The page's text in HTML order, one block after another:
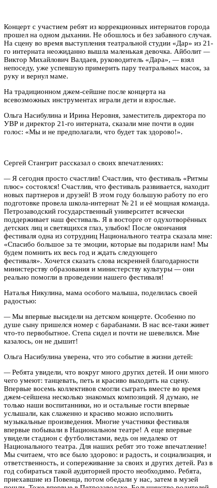
Концерт с участием ребят из коррекционных интернатов города
прошел на одном дыхании. Не обошлось и без забавного случая.
На сцену во время выступления театральной студии «Дар» из 21-
го интерната неожиданно вышла маленькая девочка. Айболит —
Виктор Михайлович Валдаев, руководитель «Дара», —взял
непоседу, уже успевшую примерить пару театральных масок, за
руку и вернул маме.
На традиционном джем-сейшне после концерта на
всевозможных инструментах играли дети и взрослые.
Ольга Насибулина и Ирина Неровня, заместитель директора по
УВР и директор 21-го интерната, сказали мне почти в один
голос: «Мы и не предполагали, что будет так здорово!».
Сергей Стангрит рассказал о своих впечатлениях:
—Я сегодня просто счастлив! Счастлив, что фестиваль «Ритмы
плюс» состоялся! Счастлив, что фестиваль развивается, находит
новых партнеров и друзей! В этом году большую работу по его
подготовке провела школа-интернат № 21 и её мощная команда.
Петрозаводский государственный университет всячески
поддерживает наш фестиваль. Я в восторге от одухотворённых
детских лиц и светящихся глаз, улыбок! После окончания
фестиваля одна из сотрудниц Национального театра сказала мне:
«Спасибо большое за те эмоции, которые вы подарили нам! Мы
будем помнить их весь год и ждать следующего
фестиваля». Хочется сказать слова искренней благодарности
министерству образования и министерству культуры —они
реально помогли в проведении нашего фестиваля!
Наталья Никулина, мама особого малыша, поделилась своей
радостью:
—Мы впервые высидели на детском концерте. Особенно по
душе сыну пришелся номер с барабанами. В нас все-таки живет
что-то первобытное. Степа сидел и почти не шевелился. Мне
казалось, он не дышит!
Ольга Насибулина уверена, что это событие в жизни детей:
—Ребята увидели, что вокруг много других детей. И они много
чего умеют: танцевать, петь и красиво выходить на сцену.
Впервые восемь коллективов смогли сыграть вместе во время
джем-сейшена несколько знакомых композиций. Я думаю, не
только наши воспитанники, но и остальные гости впервые
услышали, как слаженно и красиво можно исполнить
музыкальные произведения. Многие участники фестиваля
впервые побывали в Национальном театре! А еще впервые
увидели стадион с футболистами, ведь он недалеко от
Национального театра. Для наших ребят это тоже впечатление!
Мы считаем, что все было здорово: и радость, и социализация, и
ответственность, и сопереживание за своих и других детей. Раз в
год собираться такой аудиторией просто необходимо. Ребята,
приехавшие из Повенца, потом обедали у нас, затем в музей